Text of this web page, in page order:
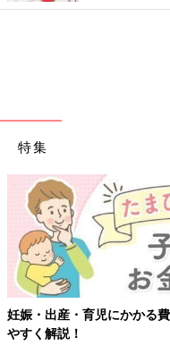
特集
【ワクチン接種できるもの